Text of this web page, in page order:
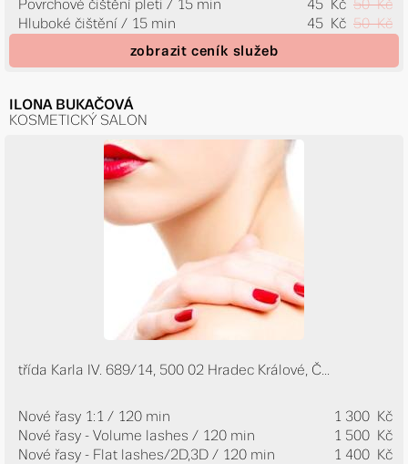
Povrchové čištění pleti / 15 min
45 Kč 50 Kč
Hluboké čištění / 15 min
45 Kč 50 Kč
zobrazit ceník služeb
ILONA BUKAČOVÁ
KOSMETICKÝ SALON
třída Karla IV. 689/14, 500 02 Hradec Králové, Č...
Nové řasy 1:1 / 120 min
1 300 Kč
Nové řasy - Volume lashes / 120 min
1 500 Kč
Nové řasy - Flat lashes/2D,3D / 120 min
1 400 Kč